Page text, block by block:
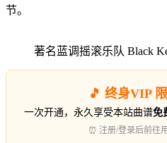
节。
著名蓝调摇滚乐队 Black
🎵 终身VIP
一次开通，永久享受本站曲谱免
⏰ 注册/登录后前往